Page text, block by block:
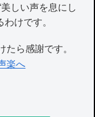
しい声を息にし
けです。
たら感謝です。